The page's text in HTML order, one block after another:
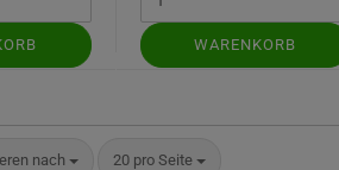
WARENKORB
nach
nach 20 pro Seite
pro Seite